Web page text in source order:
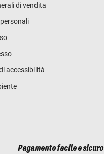
di vendita
accessibilità
Pagamento facile e sicuro